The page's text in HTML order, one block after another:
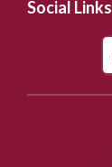
Social Links